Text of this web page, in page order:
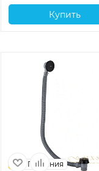
Купить
Германия